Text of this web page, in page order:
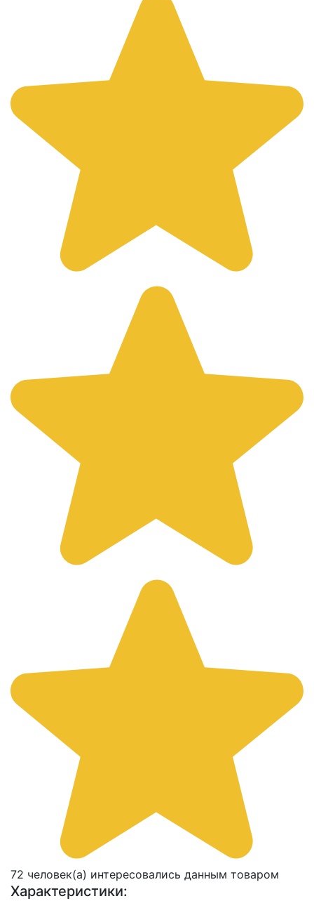
72 человек(а) интересовались данным товаром
Характеристики: